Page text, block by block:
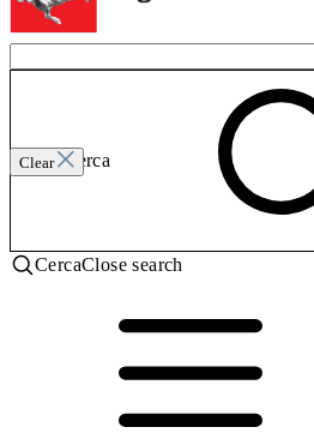
Clear
Invia ricerca
CercaClose search